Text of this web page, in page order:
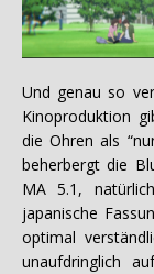
Und genau so
Kinoproduktion
die Ohren als
beherbergt die
MA 5.1,
japanische
optimal
unaufdringlich